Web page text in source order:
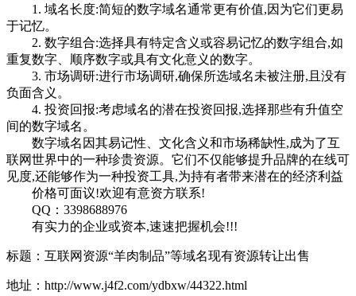
1. 域名长度:简短的数字域名通常更有价值,因为它们更易
于记忆。
2. 数字组合:选择具有特定含义或容易记忆的数字组合,如
重复数字、顺序数字或具有文化意义的数字。
3. 市场调研:进行市场调研,确保所选域名未被注册,且没有
负面含义。
4. 投资回报:考虑域名的潜在投资回报,选择那些有升值空
间的数字域名。
数字域名因其易记性、文化含义和市场稀缺性,成为了互
联网世界中的一种珍贵资源。它们不仅能够提升品牌的在线可
见度,还能够作为一种投资工具,为持有者带来潜在的经济利益
价格可面议!欢迎有意资方联系!
QQ：3398688976
有实力的企业或资本,速速把握机会!!!
标题：互联网资源“羊肉制品”等域名现有资源转让出售
地址：http://www.j4f2.com/ydbxw/44322.html